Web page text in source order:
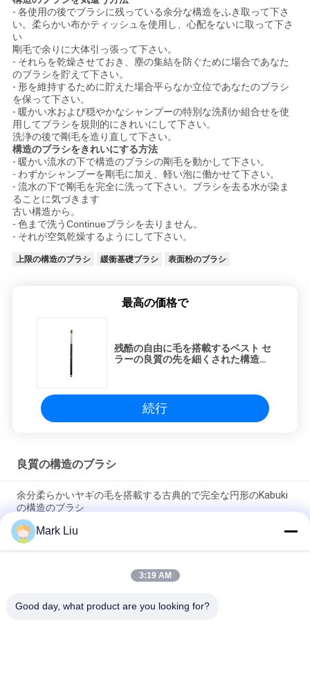
- 各使用の後でブラシに残っている余分な構造をふき取って下さ
い。柔らかい布かティッシュを使用し、心配をないに取って下さ
い
剛毛で余りに大体引っ張って下さい。
- それらを乾燥させておき、塵の集結を防ぐために場合であなた
のブラシを貯えて下さい。
- 形を維持するために貯えた場合平らなか立位であなたのブラシ
を保って下さい。
- 暖かい水および穏やかなシャンプーの特別な洗剤か組合せを使
用してブラシを規則的にきれいにして下さい。
洗浄の後で剛毛を造り直して下さい。
構造のブラシをきれいにする方法
- 暖かい流水の下で構造のブラシの剛毛を動かして下さい。
- わずかシャンプーを剛毛に加え、軽い泡に働かせて下さい。
- 流水の下で剛毛を完全に洗って下さい。ブラシを去る水が染ま
ることに気づきます
古い構造から。
- 色まで洗うContinueブラシを去りません。
- それが空気乾燥するようにして下さい。
上限の構造のブラシ 緩衝基礎ブラシ 表面粉のブラシ
最高の価格で
残酷の自由に毛を搭載するベスト セ
ラーの良質の先を細くされた構造の
続行
良質の構造のブラシ
余分柔らかいヤギの毛を搭載する古典的で完全な円形のKabuki
の構造のブラシ
Voniraの美大きいファンのヤギの毛の構造のブラシ/木製のハン
ドルの上限の構造のブラシ
超柔らかいヤギの毛の黒い木製のハンドルが付いている薄い頬
Mark Liu
3:19 AM
Good day, what product are you looking for?